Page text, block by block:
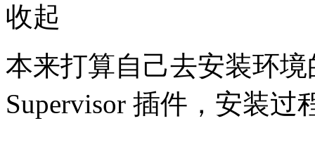
收起
本来打算自己去安装环
Supervisor 插件，安装